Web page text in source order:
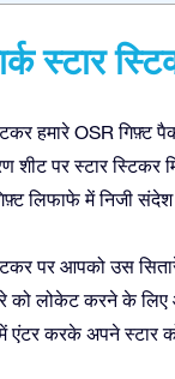
स्टार
हमारे OSR गिफ़्ट
शीट पर स्टार स्टिकर
लिफाफे में निजी
पर आपको उस
को लोकेट करने के
एंटर करके अपने स्टार